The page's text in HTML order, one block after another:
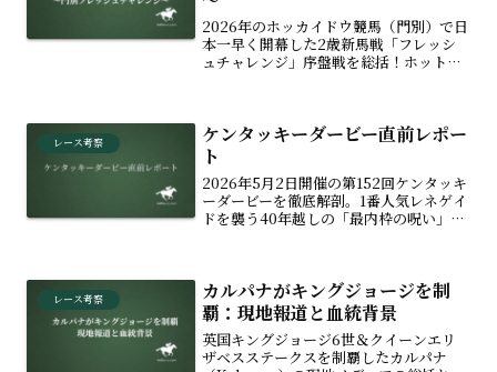
2026年のホッカイドウ競馬（門別）で日
本一早く開幕した2歳新馬戦「フレッシ
ュチャレンジ」序盤戦を総括！ホットロ
競馬ならではの奇跡の血統ロマンに迫り
ます。
レース考察
ケンタッキーダービー直前レポー
ト
2026年5月2日開催の第152回ケンタッキ
ーダービーを徹底解剖。1番人気レネゲイ
ドを襲う40年越しの「最内枠の呪い」の
で網羅。雨予報から一変した最新の馬場
予想も掲載した完全プレビューです。
レース考察
カルパナがキングジョージを制
覇：現地報道と血統背景
英国キングジョージ6世＆クイーンエリ
ザベスステークスを制覇したカルパナ